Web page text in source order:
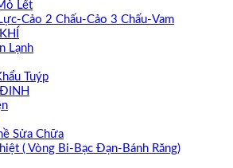
Lết
Cảo 2 Chấu-Cảo 3 Chấu-Vam
Lạnh
Tuýp
Sửa Chữa
( Vòng Bi-Bạc Đạn-Bánh Răng)